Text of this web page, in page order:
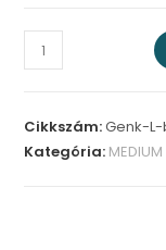
Cikkszám:Genk-
Kategória: